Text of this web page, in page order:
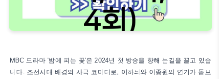
MBC 드라마 '밤에 피는 꽃'은 2024년 첫 방송을 향해 눈길을 끌고 있습
니다. 조선시대 배경의 사극 코미디로, 이하늬와 이종원의 연기가 돋보